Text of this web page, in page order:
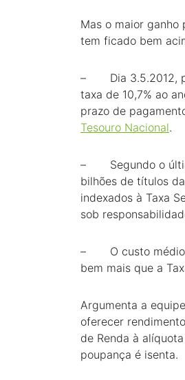
Mas o maior
tem ficado bem
– Dia 3.5.2012,
taxa de 10,7% ao
prazo de
Tesouro Nacional.
– Segundo o
bilhões de títulos
indexados à Taxa
sob
– O custo médio
bem mais que a
Argumenta a
oferecer
de Renda à
poupança é isenta.